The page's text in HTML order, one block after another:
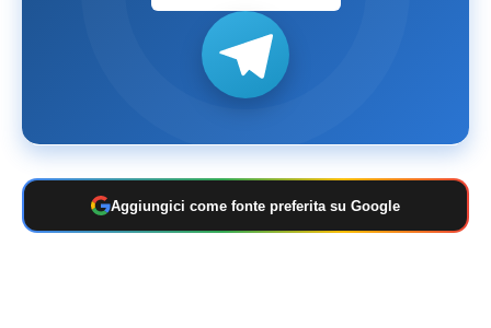
Aggiungici come fonte preferita su Google